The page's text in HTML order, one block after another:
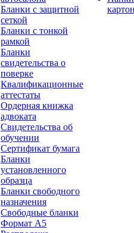
Бланки с защитной
сеткой
Бланки с тонкой
рамкой
Бланки
свидетельства о
поверке
Квалификационные
аттестаты
Ордерная книжка
адвоката
Свидетельства об
обучении
Сертификат бумага
Бланки
установленного
образца
Бланки свободного
назначения
Свободные бланки
Формат А5